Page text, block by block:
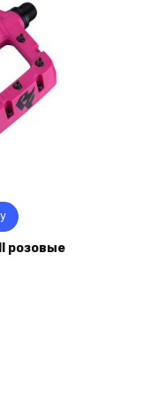
розовые